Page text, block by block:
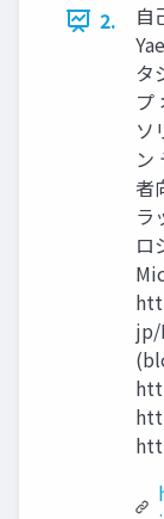
2.
自
タ
プ
ソ
ン
者
ラ
ロ
jp/